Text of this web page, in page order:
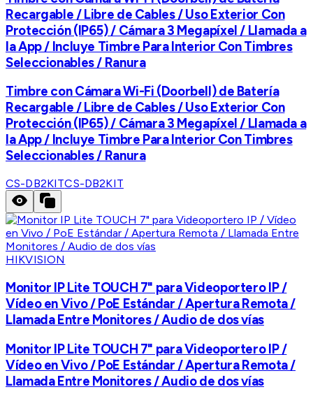
Recargable / Libre de Cables / Uso Exterior Con
Protección (IP65) / Cámara 3 Megapíxel / Llamada a
la App / Incluye Timbre Para Interior Con Timbres
Seleccionables / Ranura
Timbre con Cámara Wi-Fi (Doorbell) de Batería
Recargable / Libre de Cables / Uso Exterior Con
Protección (IP65) / Cámara 3 Megapíxel / Llamada a
la App / Incluye Timbre Para Interior Con Timbres
Seleccionables / Ranura
CS-DB2KITCS-DB2KIT
HIKVISION
Monitor IP Lite TOUCH 7" para Videoportero IP /
Vídeo en Vivo / PoE Estándar / Apertura Remota /
Llamada Entre Monitores / Audio de dos vías
Monitor IP Lite TOUCH 7" para Videoportero IP /
Vídeo en Vivo / PoE Estándar / Apertura Remota /
Llamada Entre Monitores / Audio de dos vías